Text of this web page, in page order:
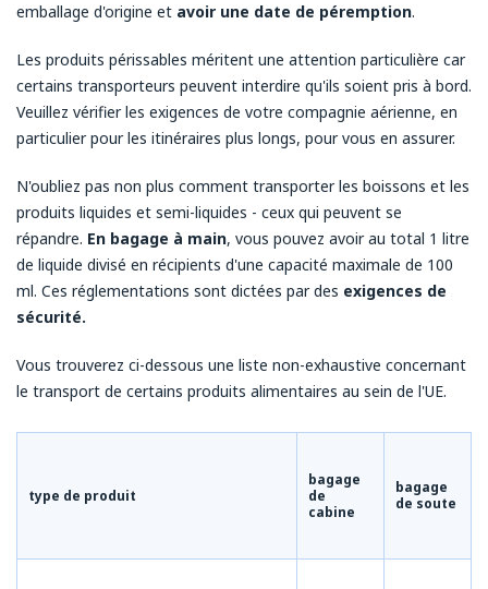
emballage d'origine et avoir une date de péremption.
Les produits périssables méritent une attention particulière car
certains transporteurs peuvent interdire qu'ils soient pris à bord.
Veuillez vérifier les exigences de votre compagnie aérienne, en
particulier pour les itinéraires plus longs, pour vous en assurer.
N'oubliez pas non plus comment transporter les boissons et les
produits liquides et semi-liquides - ceux qui peuvent se
répandre. En bagage à main, vous pouvez avoir au total 1 litre
de liquide divisé en récipients d'une capacité maximale de 100
ml. Ces réglementations sont dictées par des exigences de
sécurité.
Vous trouverez ci-dessous une liste non-exhaustive concernant
le transport de certains produits alimentaires au sein de l'UE.
type de produit
bagage
de
cabine
bagage
de soute